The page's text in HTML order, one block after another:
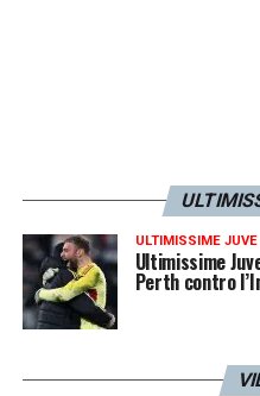
ULTIMISSIME JUVE
Ultimissime
Perth contro